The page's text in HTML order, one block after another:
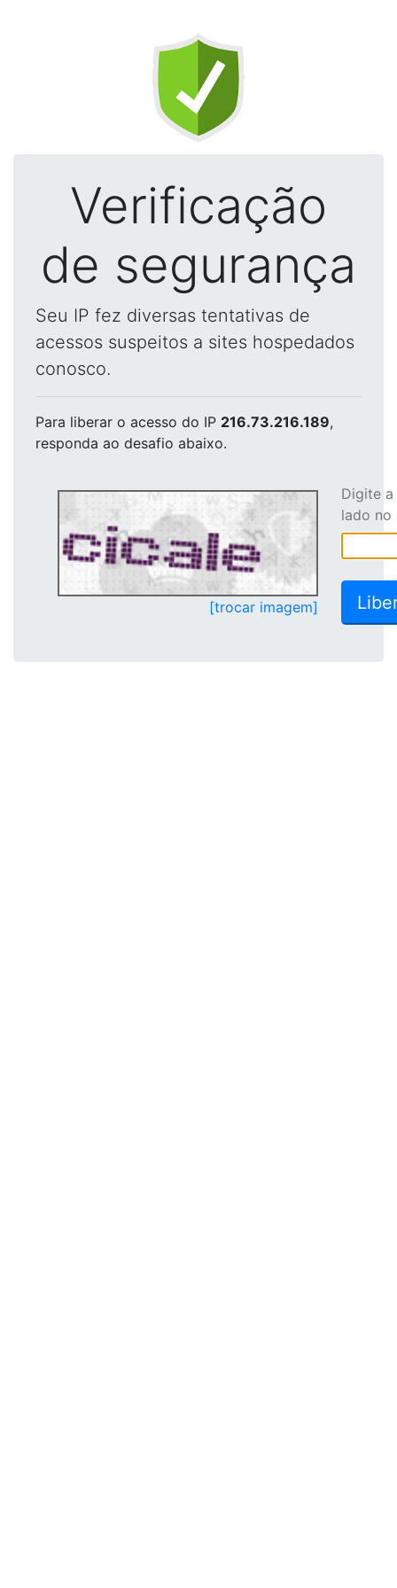
Verificação
de segurança
Seu IP fez diversas tentativas de
acessos suspeitos a sites hospedados
conosco.
Para liberar o acesso do IP 216.73.216.189,
responda ao desafio abaixo.
[trocar imagem]
Digite
lado no